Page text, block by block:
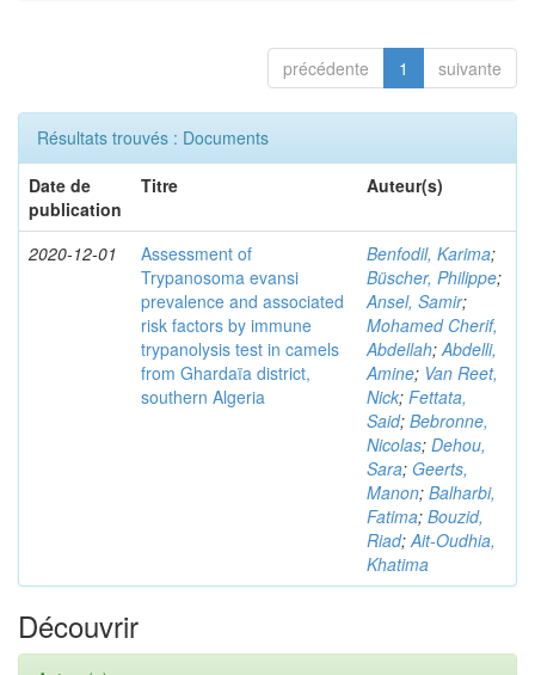
précédente 1 suivante
Résultats trouvés : Documents
Date de
publication
Titre Auteur(s)
2020-12-01
Assessment of
Trypanosoma evansi
prevalence and associated
risk factors by immune
trypanolysis test in camels
from Ghardaïa district,
southern Algeria
Benfodil, Karima;
Büscher, Philippe;
Ansel, Samir;
Mohamed Cherif,
Abdellah;Abdelli,
Amine; Van Reet,
Nick; Fettata,
Said; Bebronne,
Nicolas; Dehou,
Sara; Geerts,
Manon; Balharbi,
Fatima; Bouzid,
Riad;Ait-Oudhia,
Khatima
Découvrir